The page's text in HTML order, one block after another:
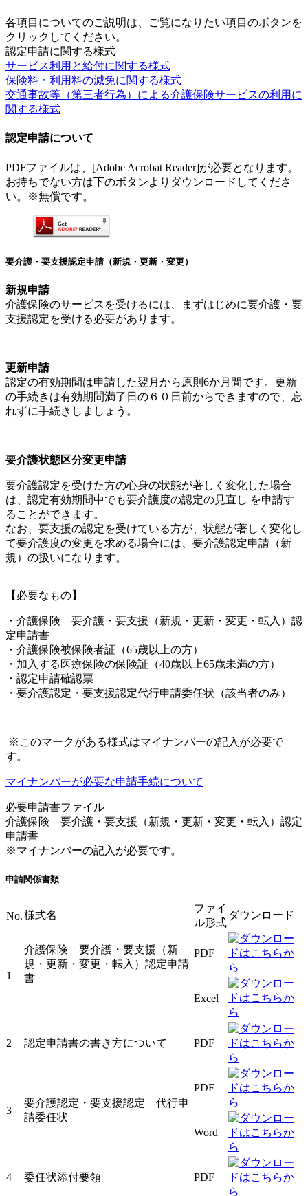
各項目についてのご説明は、ご覧になりたい項目のボタンを
クリックしてください。
認定申請に関する様式
サービス利用と給付に関する様式
保険料・利用料の減免に関する様式
交通事故等（第三者行為）による介護保険サービスの利用に
関する様式
認定申請について
PDFファイルは、[Adobe Acrobat Reader]が必要となります。
お持ちでない方は下のボタンよりダウンロードしてくださ
い。※無償です。
要介護・要支援認定申請（新規・更新・変更）
新規申請
介護保険のサービスを受けるには、まずはじめに要介護・要
支援認定を受ける必要があります。
更新申請
認定の有効期間は申請した翌月から原則6か月間です。更新
の手続きは有効期間満了日の６０日前からできますので、忘
れずに手続きしましょう。
要介護状態区分変更申請
要介護認定を受けた方の心身の状態が著しく変化した場合
は、認定有効期間中でも要介護度の認定の見直し を申請す
ることができます。
なお、要支援の認定を受けている方が、状態が著しく変化し
て要介護度の変更を求める場合には、要介護認定申請（新
規）の扱いになります。
【必要なもの】
・介護保険 要介護・要支援（新規・更新・変更・転入）認
定申請書
・介護保険被保険者証（65歳以上の方）
・加入する医療保険の保険証（40歳以上65歳未満の方）
・認定申請確認票
・要介護認定・要支援認定代行申請委任状（該当者のみ）
※このマークがある様式はマイナンバーの記入が必要で
す。
マイナンバーが必要な申請手続について
必要申請書ファイル
介護保険 要介護・要支援（新規・更新・変更・転入）認定
申請書
※マイナンバーの記入が必要です。
申請関係書類
No.様式名
ファイ
ル形式
ダウンロード
1
介護保険 要介護・要支援（新
規・更新・変更・転入）認定申請
書
PDF
Excel
2 認定申請書の書き方について PDF
3
要介護認定・要支援認定 代行申
請委任状
PDF
Word
4 委任状添付要領 PDF